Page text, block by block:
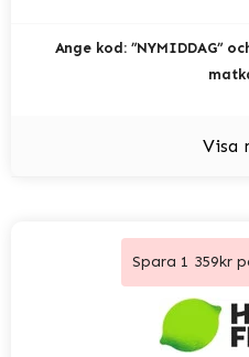
Ange kod: ”NYMIDDAG”
Visa
Spara 1 359kr